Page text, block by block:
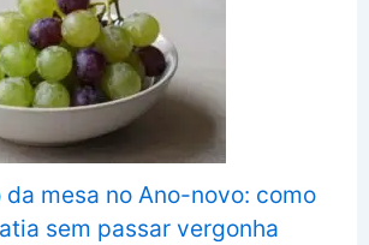
mesa no Ano-novo: como
sem passar vergonha